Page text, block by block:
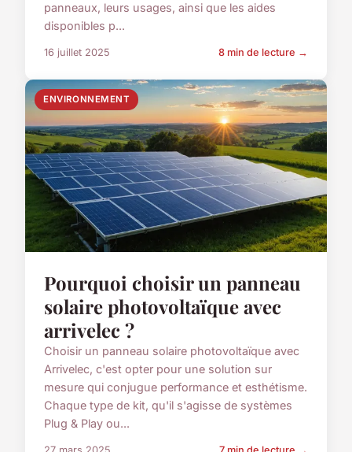
panneaux, leurs usages, ainsi que les aides
disponibles p...
16 juillet 2025 8 min de lecture →
ENVIRONNEMENT
Pourquoi choisir un panneau
solaire photovoltaïque avec
arrivelec ?
Choisir un panneau solaire photovoltaïque avec
Arrivelec, c'est opter pour une solution sur
mesure qui conjugue performance et esthétisme.
Chaque type de kit, qu'il s'agisse de systèmes
Plug & Play ou...